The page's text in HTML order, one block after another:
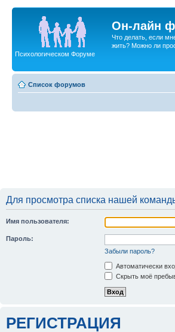
Он-лайн
Что делать, если
жить? Можно ли
Психологическом Форуме
Список форумов
Для просмотра списка нашей
Имя пользователя:
Пароль:
Забыли пароль?
Автоматически
Скрыть моё
РЕГИСТРАЦИЯ